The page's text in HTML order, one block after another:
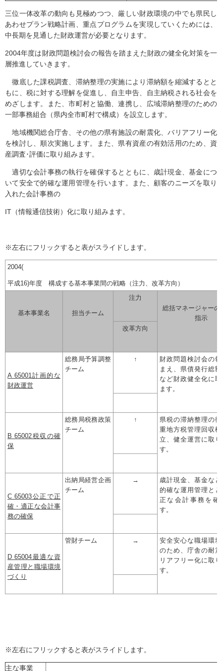
三位一体改革の動向も見極めつつ、厳しい財政環境の中でも県民し
あわせプラン戦略計画、重点プログラムを実現していくためには、
中長期を見通した財政運営が必要となります。
2004年度は財政問題検討会の報告を踏まえた財政の健全化対策を一
層推進していきます。
徹底した課税調査、滞納整理の実施により滞納額を縮減するとと
もに、税に対する理解を促進し、自主申告、自主納税される社会を
めざします。また、市町村と協働、連携し、広域滞納整理のための
一部事務組合（県内全市町村で構成）を設立します。
地域機関総合庁舎、その他の県有施設の耐震化、バリアフリー化
を検討し、順次実施します。また、県有資産の有効活用のため、資
産調査･評価に取り組みます。
適切な会計事務の執行を確保するとともに、歳計現金、基金につ
いて安全で的確な運用管理を行います。また、顧客のニーズを取り
入れた会計事務の
IT（情報通信技術）化に取り組みます。
※左右にフリックすると表がスライドします。
2004(
平成16)年度 構成する基本事業間の戦略（注力、改革方向）
基本事業名 担当チーム
注力
総括マネージャーの
指示
改革方向
A 65001計画的な
財政運営
総務局予算調整
チーム
↑
財政問題検討会の
まえ、県債発行総
など財政健全化に
ます。
B 65002税収の確
保
総務局税務政策
チーム
↑
県税の滞納整理の
重地方税管理回収
立、健全運営に取
す。
C 65003公正で正
確・適正な会計事
務の確保
出納局経営企画
チーム
→
歳計現金、基金な
的確な運用管理と
正な会計事務を確
す。
D 65004最適な資
産管理と職場環境
づくり
管財チーム →
安全安心な職場環
のため、庁舎の耐
リアフリー化に取
す。
※左右にフリックすると表がスライドします。
主な事業